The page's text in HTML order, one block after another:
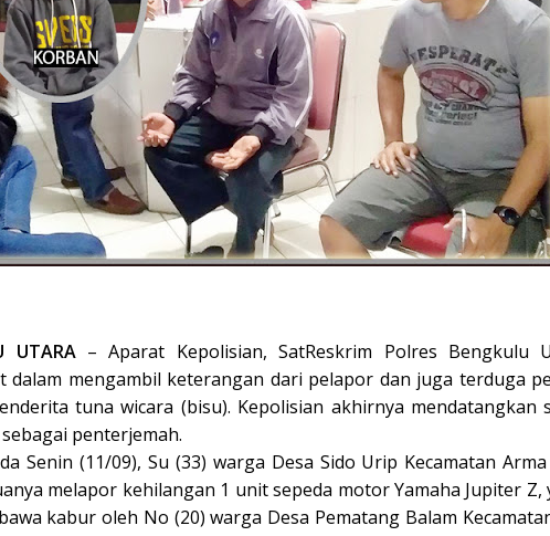
UTARA– Aparat Kepolisian, SatReskrim Polres Bengkulu
dalam mengambil keterangan dari pelapor dan juga terduga
tuna wicara (bisu). Kepolisian akhirnya mendatangkan
penterjemah.
Senin (11/09), Su (33) warga Desa Sido Urip Kecamatan Arma
melapor kehilangan 1 unit sepeda motor Yamaha Jupiter Z,
kabur oleh No (20) warga Desa Pematang Balam